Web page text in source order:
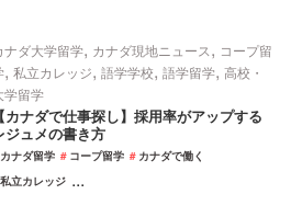
ナダ大学留学, カナダ現地ニュース, コープ留
, 私立カレッジ, 語学学校, 語学留学, 高校・
学留学
【カナダで仕事探し】採用率がアップする
ジュメの書き方
カナダ留学 コープ留学
カナダで働く
私立カレッジ ...